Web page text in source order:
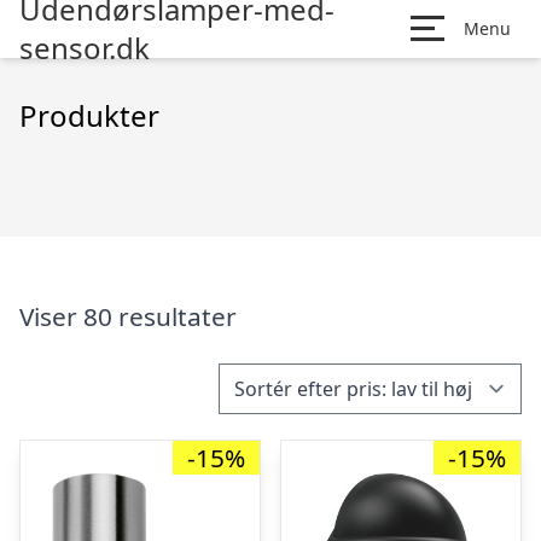
Udendørslamper-med-
sensor.dk
Menu
Produkter
Viser 80 resultater
-15% -15%